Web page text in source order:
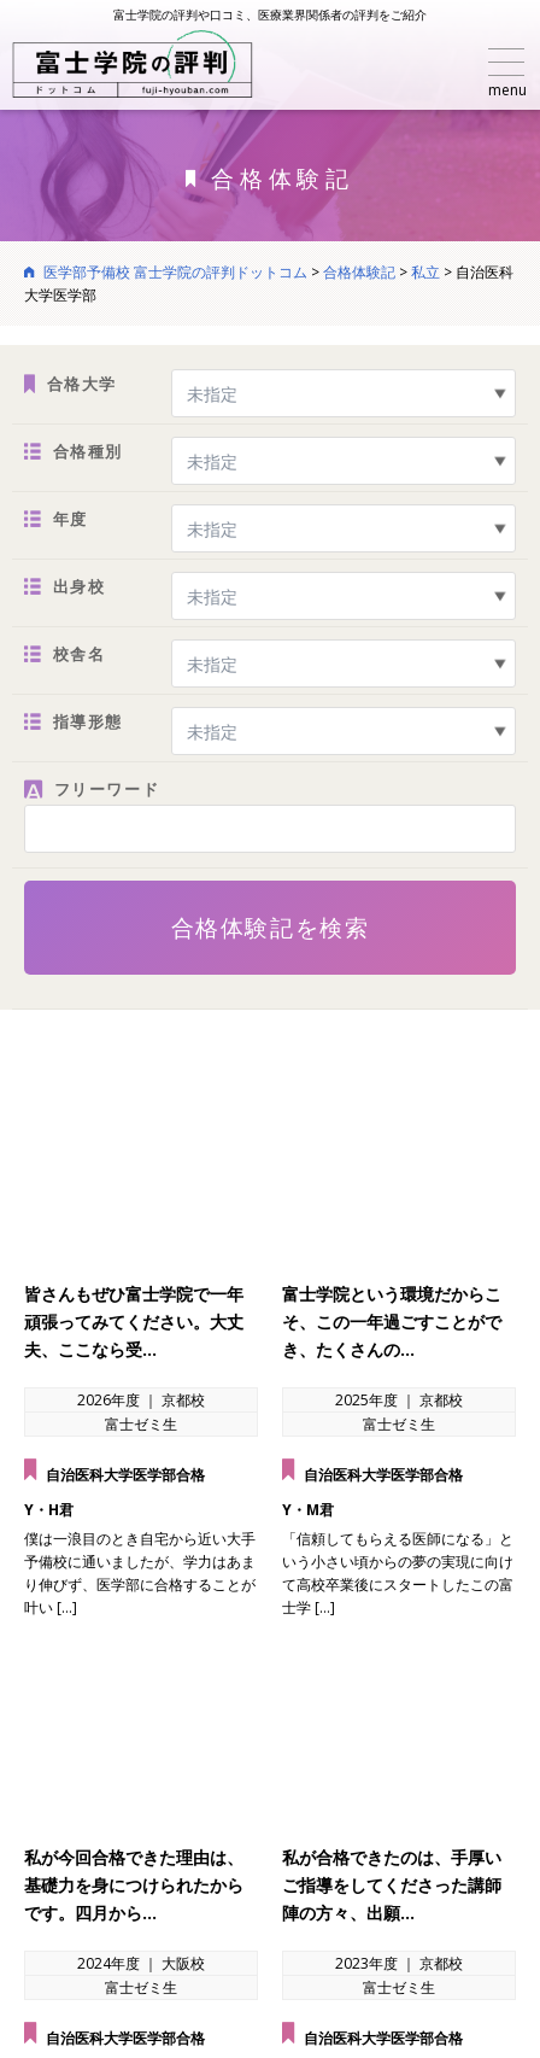
富士学院の評判や口コミ、医療業界関係者の評判をご紹介
menu
合格体験記
医学部予備校 富士学院の評判ドットコム >合格体験記 >私立 > 自治医科
大学医学部
合格大学
合格種別
年度
出身校
校舎名
指導形態
フリーワード
皆さんもぜひ富士学院で一年
頑張ってみてください。大丈
夫、ここなら受…
2026年度 ｜ 京都校
富士ゼミ生
自治医科大学医学部合格
Y・H君
僕は一浪目のとき自宅から近い大手
予備校に通いましたが、学力はあま
り伸びず、医学部に合格することが
叶い […]
富士学院という環境だからこ
そ、この一年過ごすことがで
き、たくさんの…
2025年度 ｜ 京都校
富士ゼミ生
自治医科大学医学部合格
Y・M君
「信頼してもらえる医師になる」と
いう小さい頃からの夢の実現に向け
て高校卒業後にスタートしたこの富
士学 […]
私が今回合格できた理由は、
基礎力を身につけられたから
です。四月から…
2024年度 ｜ 大阪校
富士ゼミ生
自治医科大学医学部合格
私が合格できたのは、手厚い
ご指導をしてくださった講師
陣の方々、出願…
2023年度 ｜ 京都校
富士ゼミ生
自治医科大学医学部合格